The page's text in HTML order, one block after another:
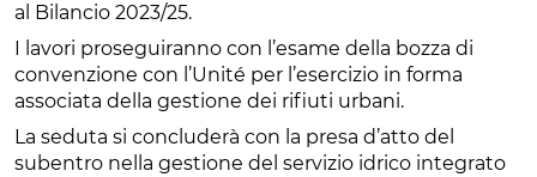
al Bilancio 2023/25.
I lavori proseguiranno con l’esame della bozza di
convenzione con l’Unité per l’esercizio in forma
associata della gestione dei rifiuti urbani.
La seduta si concluderà con la presa d’atto del
subentro nella gestione del servizio idrico integrato